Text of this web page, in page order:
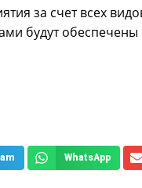
за счет всех
будут обеспечены
WhatsApp